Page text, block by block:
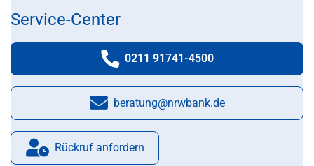
Service-Center
Telefonnummer:
0211 91741-4500
E-Mail:
beratung@nrwbank.de
Rückruf anfordern